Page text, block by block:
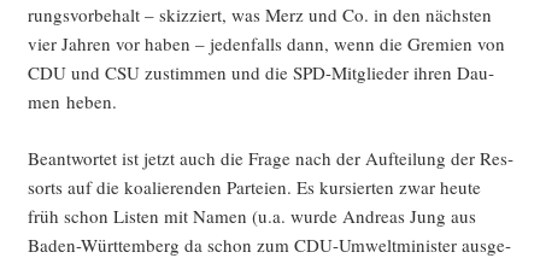
rungs­vor­be­halt – skiz­ziert, was Merz und Co. in den nächs­ten
vier Jah­ren vor haben – jeden­falls dann, wenn die Gre­mi­en von
CDU und CSU zustim­men und die SPD-Mit­glie­der ihren Dau­
men heben.
Beant­wor­tet ist jetzt auch die Fra­ge nach der Auf­tei­lung der Res­
sorts auf die koalie­ren­den Par­tei­en. Es kur­sier­ten zwar heu­te
früh schon Lis­ten mit Namen (u.a. wur­de Andre­as Jung aus
Baden-Würt­tem­berg da schon zum CDU-Umwelt­mi­nis­ter aus­ge­